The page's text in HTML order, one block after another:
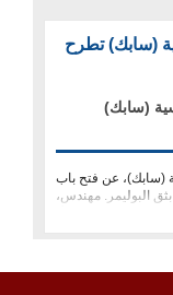
(سابك) تطرح
(سابك)
(سابك)، عن فتح باب
البوليمر. مهندس،